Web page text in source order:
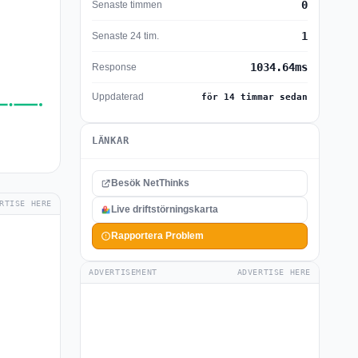
HERE
Senaste timmen 0
Senaste 24 tim. 1
Response 1034.64ms
Uppdaterad för 14 timmar sedan
LÄNKAR
Besök NetThinks
Live driftstörningskarta
Rapportera Problem
ADVERTISEMENT ADVERTISE HERE